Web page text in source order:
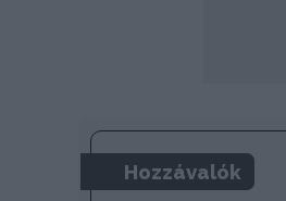
Hozzávalók